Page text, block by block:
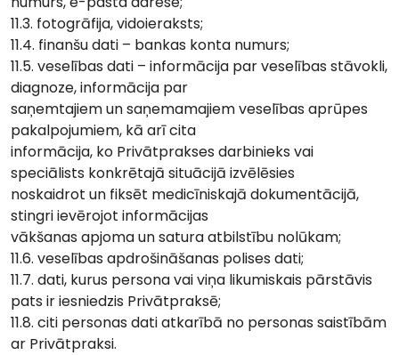
11.3. fotogrāfija, vidoieraksts;
11.4. finanšu dati – bankas konta numurs;
11.5. veselības dati – informācija par veselības stāvokli,
diagnoze, informācija par
saņemtajiem un saņemamajiem veselības aprūpes
pakalpojumiem, kā arī cita
informācija, ko Privātprakses darbinieks vai
speciālists konkrētajā situācijā izvēlēsies
noskaidrot un fiksēt medicīniskajā dokumentācijā,
stingri ievērojot informācijas
vākšanas apjoma un satura atbilstību nolūkam;
11.6. veselības apdrošināšanas polises dati;
11.7. dati, kurus persona vai viņa likumiskais pārstāvis
pats ir iesniedzis Privātpraksē;
11.8. citi personas dati atkarībā no personas saistībām
ar Privātpraksi.